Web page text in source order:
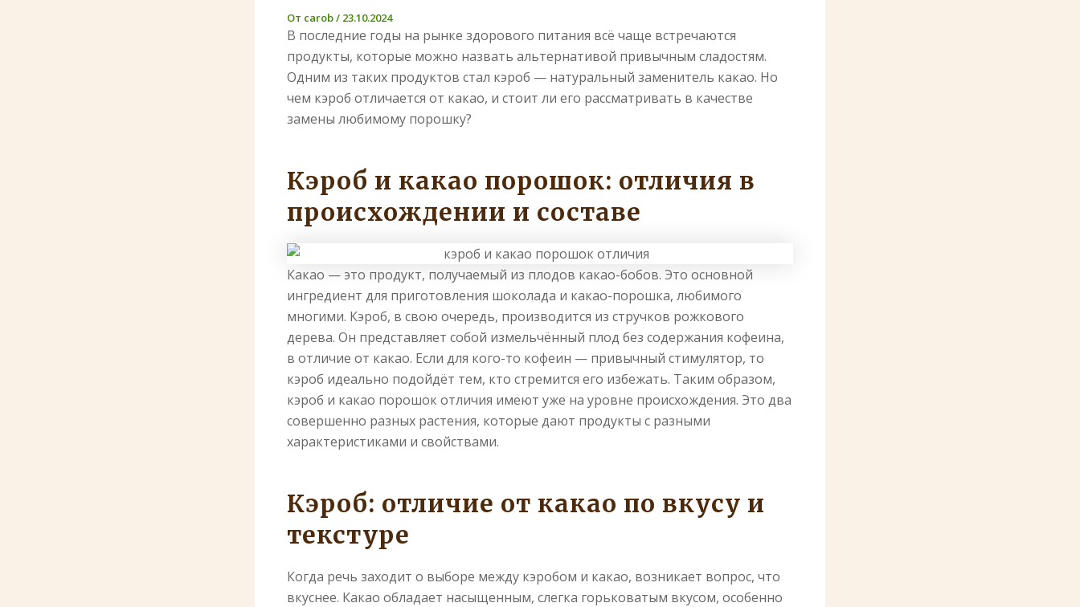
От carob/ 23.10.2024
В последние годы на рынке здорового питания всё чаще встречаются
продукты, которые можно назвать альтернативой привычным сладостям.
Одним из таких продуктов стал кэроб — натуральный заменитель какао. Но
чем кэроб отличается от какао, и стоит ли его рассматривать в качестве
замены любимому порошку?
Кэроб и какао порошок: отличия в
происхождении и составе
Какао — это продукт, получаемый из плодов какао-бобов. Это основной
ингредиент для приготовления шоколада и какао-порошка, любимого
многими. Кэроб, в свою очередь, производится из стручков рожкового
дерева. Он представляет собой измельчённый плод без содержания кофеина,
в отличие от какао. Если для кого-то кофеин — привычный стимулятор, то
кэроб идеально подойдёт тем, кто стремится его избежать. Таким образом,
кэроб и какао порошок отличия имеют уже на уровне происхождения. Это два
совершенно разных растения, которые дают продукты с разными
характеристиками и свойствами.
Кэроб: отличие от какао по вкусу и
текстуре
Когда речь заходит о выборе между кэробом и какао, возникает вопрос, что
вкуснее. Какао обладает насыщенным, слегка горьковатым вкусом, особенно